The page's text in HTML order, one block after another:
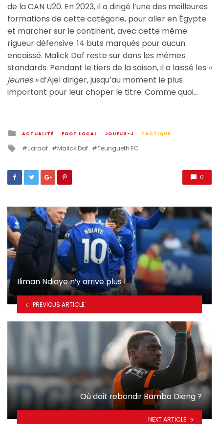
de la CAN U20. En 2023, il a dirigé l’une des meilleures
formations de cette catégorie, pour aller en Égypte
et marcher sur le continent, avec cette même
rigueur défensive. 14 buts marqués pour aucun
encaissé. Malick Daf reste sur dans les mêmes
standards. Pendant le tiers de la saison, il a laissé les «
jeunes »d’Ajel diriger, jusqu’au moment le plus
important pour leur choper le titre. Comme quoi…
Posted
in
ACTUALITÉ FOOT LOCAL JOUEUR-J TACTIQUE
Tagged
Jaraaf Malick Daf Teungueth FC
0
Iliman Ndiaye n’y arrive plus !
PREVIOUS ARTICLE
Où doit rebondir Bamba Dieng ?
NEXT ARTICLE